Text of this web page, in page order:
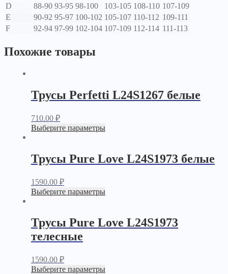
D
88-90 93-95 98-100 103-105 108-110 107-109
E
90-92 95-97 100-102 105-107 110-112 109-111
F
92-94 97-99 102-104 107-109 112-114 111-113
Похожие товары
Трусы Perfetti L24S1267 белые
710.00 ₽
Выберите параметры
Трусы Pure Love L24S1973 белые
1590.00 ₽
Выберите параметры
Трусы Pure Love L24S1973
телесные
1590.00 ₽
Выберите параметры